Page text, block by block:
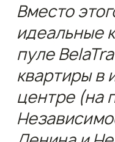
Вместо
идеальные
пуле
квартиры в
центре (на